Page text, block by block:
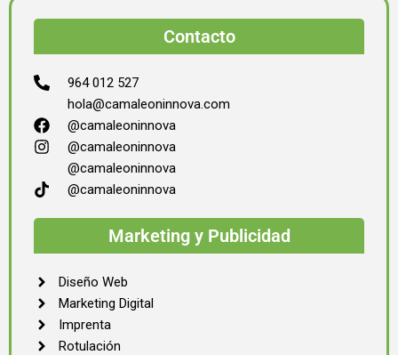
Contacto
964 012 527
hola@camaleoninnova.com
@camaleoninnova
@camaleoninnova
@camaleoninnova
@camaleoninnova
Marketing y Publicidad
Diseño Web
Marketing Digital
Imprenta
Rotulación